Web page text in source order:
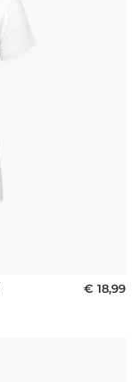
€ 18,99